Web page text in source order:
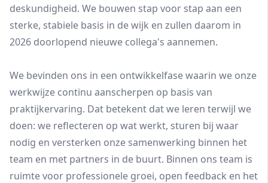
deskundigheid. We bouwen stap voor stap aan een
sterke, stabiele basis in de wijk en zullen daarom in
2026 doorlopend nieuwe collega's aannemen.
We bevinden ons in een ontwikkelfase waarin we onze
werkwijze continu aanscherpen op basis van
praktijkervaring. Dat betekent dat we leren terwijl we
doen: we reflecteren op wat werkt, sturen bij waar
nodig en versterken onze samenwerking binnen het
team en met partners in de buurt. Binnen ons team is
ruimte voor professionele groei, open feedback en het